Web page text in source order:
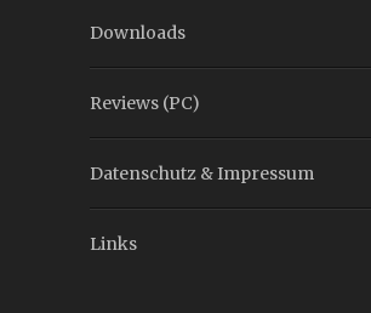
Downloads
Reviews (PC)
Datenschutz & Impressum
Links